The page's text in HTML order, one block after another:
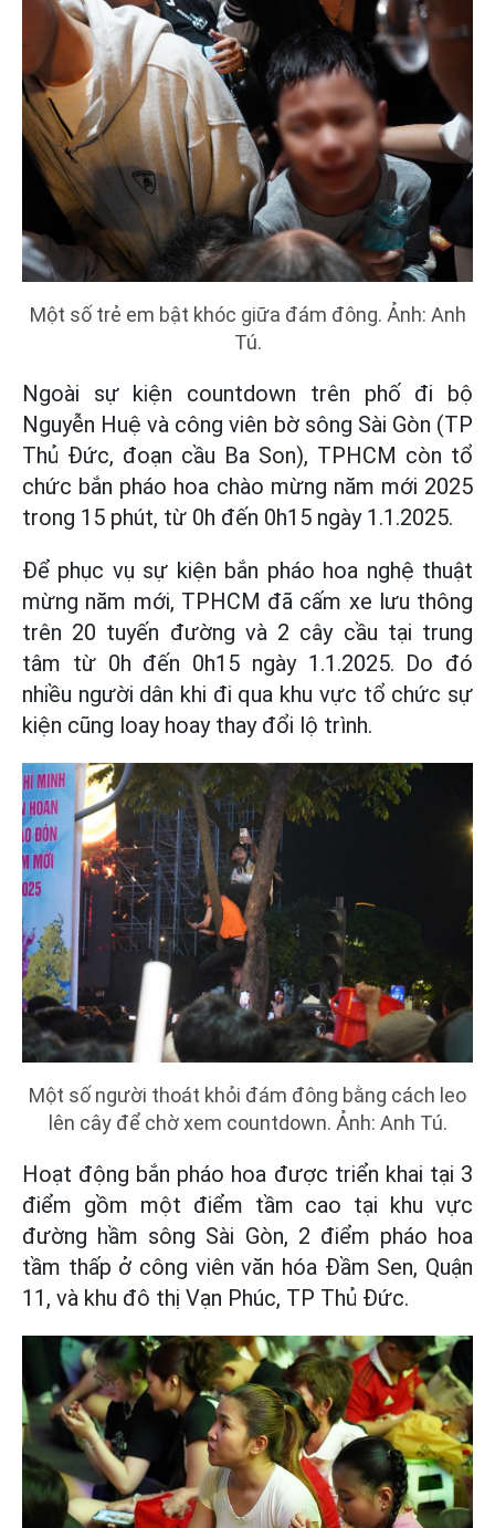
Một số trẻ em bật khóc giữa đám đông. Ảnh: Anh
Tú.
Ngoài sự kiện countdown trên phố đi bộ
Nguyễn Huệ và công viên bờ sông Sài Gòn (TP
Thủ Đức, đoạn cầu Ba Son), TPHCM còn tổ
chức bắn pháo hoa chào mừng năm mới 2025
trong 15 phút, từ 0h đến 0h15 ngày 1.1.2025.
Để phục vụ sự kiện bắn pháo hoa nghệ thuật
mừng năm mới, TPHCM đã cấm xe lưu thông
trên 20 tuyến đường và 2 cây cầu tại trung
tâm từ 0h đến 0h15 ngày 1.1.2025. Do đó
nhiều người dân khi đi qua khu vực tổ chức sự
kiện cũng loay hoay thay đổi lộ trình.
Một số người thoát khỏi đám đông bằng cách leo
lên cây để chờ xem countdown. Ảnh: Anh Tú.
Hoạt động bắn pháo hoa được triển khai tại 3
điểm gồm một điểm tầm cao tại khu vực
đường hầm sông Sài Gòn, 2 điểm pháo hoa
tầm thấp ở công viên văn hóa Đầm Sen, Quận
11, và khu đô thị Vạn Phúc, TP Thủ Đức.